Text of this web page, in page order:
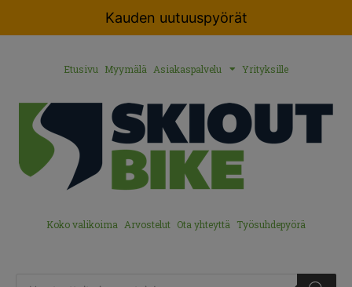
Kauden uutuuspyörät
Etusivu Myymälä Asiakaspalvelu Yrityksille
Koko valikoima Arvostelut Ota yhteyttä Työsuhdepyörä